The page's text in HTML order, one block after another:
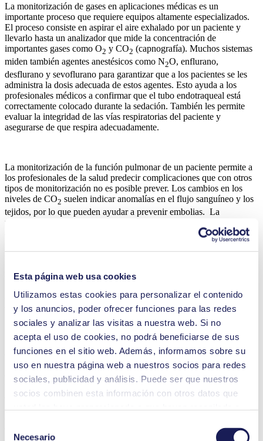
Esta página web usa cookies
Utilizamos estas cookies para personalizar el contenido
y los anuncios, poder ofrecer funciones para las redes
sociales y analizar las visitas a nuestra web. Si no
acepta el uso de cookies, no podrá beneficiarse de sus
funciones en el sitio web. Además, informamos sobre su
uso en nuestra página web a nuestros socios para redes
sociales, publicidad y análisis. Puede ser que nuestros
socios combinen esta información con otros datos que
Usted puede revocar su consentimiento en cualquier
Necesario
La monitorización de gases en aplicaciones médicas es un
importante proceso que requiere equipos altamente especializados.
El proceso consiste en aspirar el aire exhalado por un paciente y
llevarlo hasta un analizador que mide la concentración de
importantes gases como O2 y CO2 (capnografía). Muchos sistemas
miden también agentes anestésicos como N2O, enflurano,
desflurano y sevoflurano para garantizar que a los pacientes se les
administra la dosis adecuada de estos agentes. Esto ayuda a los
profesionales médicos a confirmar que el tubo endotraqueal está
correctamente colocado durante la sedación. También les permite
evaluar la integridad de las vías respiratorias del paciente y
asegurarse de que respira adecuadamente.
La monitorización de la función pulmonar de un paciente permite a
los profesionales de la salud predecir complicaciones que con otros
tipos de monitorización no es posible prever. Los cambios en los
niveles de CO2 suelen indicar anomalías en el flujo sanguíneo y los
tejidos, por lo que pueden ayudar a prevenir embolias. La
monitorización respiratoria también es importante al margen de las
pueden ayudar a los
medir la eficacia de las compresiones torácicas durante la RCP.
La fiabilidad es esencial cuando hay vidas
en juego
Dado que muchos de estos dispositivos se utilizan en entornos en los
que la vida está en juego, los equipos de monitorización pulmonar
requieren bombas que sean consistentes y fiables. Estas aplicaciones
exigen un funcionamiento continuo, ya que cualquier fallo podría
tener consecuencias fatales para el paciente. Además, como los
analizadores se utilizan en entornos quirúrgicos cerca de los
de energía. Lo ideal es que la bomba esté situada cerca del sensor
para garantizar la integridad de la muestra y obtener resultados